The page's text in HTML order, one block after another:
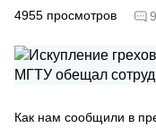
4955 просмотров 9
Как нам сообщили в